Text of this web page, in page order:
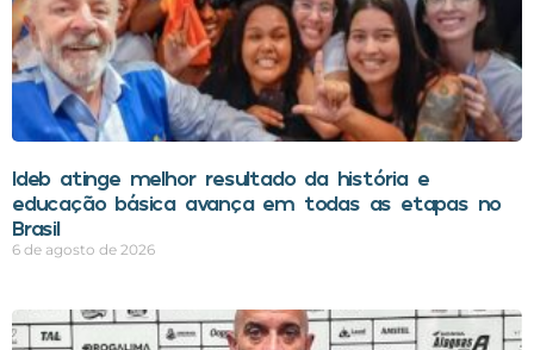
Ideb atinge melhor resultado da história e
educação básica avança em todas as etapas no
Brasil
6 de agosto de 2026